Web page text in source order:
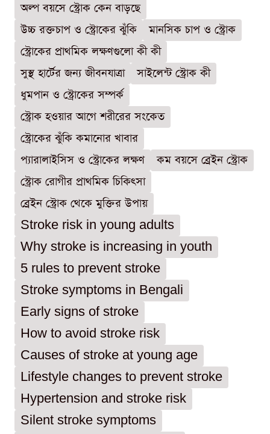
অল্প বয়সে স্ট্রোক কেন বাড়ছে
উচ্চ রক্তচাপ ও স্ট্রোকের ঝুঁকি
মানসিক চাপ ও স্ট্রোক
স্ট্রোকের প্রাথমিক লক্ষণগুলো কী কী
সুস্থ হার্টের জন্য জীবনযাত্রা
সাইলেন্ট স্ট্রোক কী
ধুমপান ও স্ট্রোকের সম্পর্ক
স্ট্রোক হওয়ার আগে শরীরের সংকেত
স্ট্রোকের ঝুঁকি কমানোর খাবার
প্যারালাইসিস ও স্ট্রোকের লক্ষণ
কম বয়সে ব্রেইন স্ট্রোক
স্ট্রোক রোগীর প্রাথমিক চিকিৎসা
ব্রেইন স্ট্রোক থেকে মুক্তির উপায়
Stroke risk in young adults
Why stroke is increasing in youth
5 rules to prevent stroke
Stroke symptoms in Bengali
Early signs of stroke
How to avoid stroke risk
Causes of stroke at young age
Lifestyle changes to prevent stroke
Hypertension and stroke risk
Silent stroke symptoms